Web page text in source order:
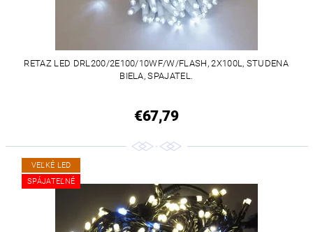
RETAZ LED DRL200/2E100/10WF/W/FLASH, 2X100L, STUDENA
BIELA, SPAJATEL.
€67,79
VEĽKÉ LED
SPÁJATEĽNÉ